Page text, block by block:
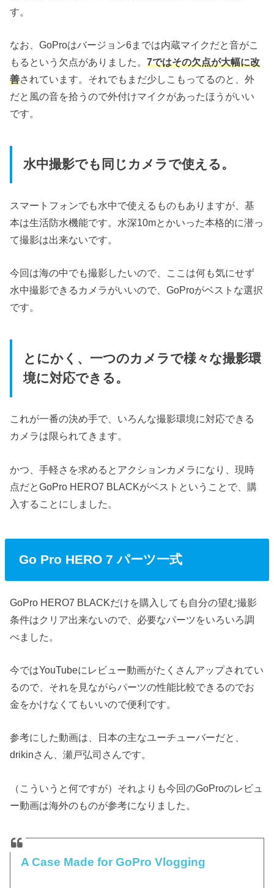
す。
なお、GoProはバージョン6までは内蔵マイクだと音がこ
もるという欠点がありました。7ではその欠点が大幅に改
善されています。それでもまだ少しこもってるのと、外
だと風の音を拾うので外付けマイクがあったほうがいい
です。
水中撮影でも同じカメラで使える。
スマートフォンでも水中で使えるものもありますが、基
本は生活防水機能です。水深10mとかいった本格的に潜っ
て撮影は出来ないです。
今回は海の中でも撮影したいので、ここは何も気にせず
水中撮影できるカメラがいいので、GoProがベストな選択
です。
とにかく、一つのカメラで様々な撮影環
境に対応できる。
これが一番の決め手で、いろんな撮影環境に対応できる
カメラは限られてきます。
かつ、手軽さを求めるとアクションカメラになり、現時
点だとGoPro HERO7 BLACKがベストということで、購
入することにしました。
Go Pro HERO 7 パーツ一式
GoPro HERO7 BLACKだけを購入しても自分の望む撮影
条件はクリア出来ないので、必要なパーツをいろいろ調
べました。
今ではYouTubeにレビュー動画がたくさんアップされてい
るので、それを見ながらパーツの性能比較できるのでお
金をかけなくてもいいので便利です。
参考にした動画は、日本の主なユーチューバーだと、
drikinさん、瀬戸弘司さんです。
（こういうと何ですが）それよりも今回のGoProのレビュ
ー動画は海外のものが参考になりました。
A Case Made for GoPro Vlogging